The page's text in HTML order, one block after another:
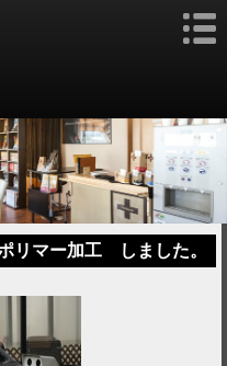
リマー加工 しました。